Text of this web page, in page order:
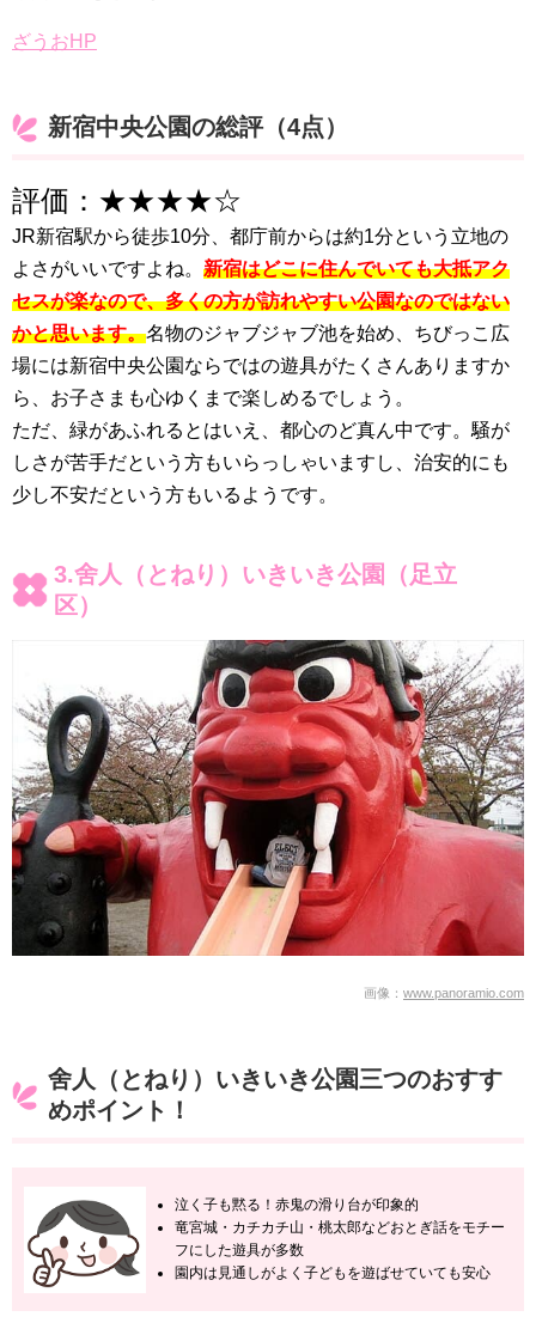
ざうおHP
新宿中央公園の総評（4点）
評価：★★★★☆
JR新宿駅から徒歩10分、都庁前からは約1分という立地の
よさがいいですよね。 新宿はどこに住んでいても大抵アク
セスが楽なので、多くの方が訪れやすい公園なのではない
かと思います。名物のジャブジャブ池を始め、ちびっこ広
場には新宿中央公園ならではの遊具がたくさんありますか
ら、お子さまも心ゆくまで楽しめるでしょう。
ただ、緑があふれるとはいえ、都心のど真ん中です。騒が
しさが苦手だという方もいらっしゃいますし、治安的にも
少し不安だという方もいるようです。
3.舍人（とねり）いきいき公園（足立
区）
画像： www.panoramio.com
舍人（とねり）いきいき公園三つのおすす
めポイント！
泣く子も黙る！赤鬼の滑り台が印象的
竜宮城・カチカチ山・桃太郎などおとぎ話をモチー
フにした遊具が多数
園内は見通しがよく子どもを遊ばせていても安心